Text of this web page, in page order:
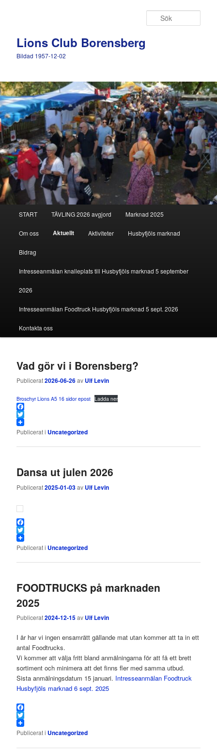
Lions Club Borensberg
Bildad 1957-12-02
START TÄVLING 2026 avgjord Marknad 2025
Om oss Aktuellt Aktiviteter Husbyfjöls marknad
Bidrag
Intresseanmälan knalleplats till Husbyfjöls marknad 5 september
2026
Intresseanmälan Foodtruck Husbyfjöls marknad 5 sept. 2026
Kontakta oss
Vad gör vi i Borensberg?
Publicerat2026-06-26av Ulf Levin
Broschyr Lions A5 16 sidor epost Ladda ner
Facebook
Twitter
Publicerat i Uncategorized
Dansa ut julen 2026
Publicerat2025-01-03av Ulf Levin
Facebook
Twitter
Publicerat i Uncategorized
FOODTRUCKS på marknaden
2025
Publicerat2024-12-15av Ulf Levin
I år har vi ingen ensamrätt gällande mat utan kommer att ta in ett
antal Foodtrucks.
Vi kommer att välja fritt bland anmälningarna för att få ett brett
sortiment och minimera att det finns fler med samma utbud.
Sista anmälningsdatum 15 januari. Intresseanmälan Foodtruck
Husbyfjöls marknad 6 sept. 2025
Facebook
Twitter
Publicerat i Uncategorized